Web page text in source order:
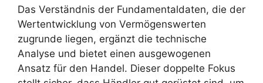
Das Verständnis der Fundamentaldaten, die der
Wertentwicklung von Vermögenswerten
zugrunde liegen, ergänzt die technische
Analyse und bietet einen ausgewogenen
Ansatz für den Handel. Dieser doppelte Fokus